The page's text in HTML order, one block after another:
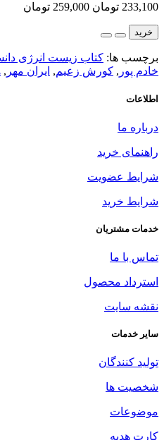
233,100 تومان 259,000 تومان
خرید
برچسب ها: کتاب زیست انرژی
خادم پور , کورش زعیم, ایران مهر ,
اطلاعات
درباره ما
راهنمای خرید
شرایط عضویت
شرایط خرید
خدمات مشتریان
تماس با ما
استرداد محصول
نقشه سایت
سایر خدمات
تولید کنندگان
شخصیت ها
موضوعات
کارت هدیه